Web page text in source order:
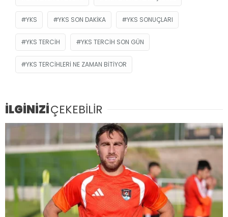
YKS YKS SON DAKIKA YKS SONUÇLARI
YKS TERCIH YKS TERCIH SON GÜN
YKS TERCIHLERI NE ZAMAN BITIYOR
İLGİNİZİÇEKEBİLİR